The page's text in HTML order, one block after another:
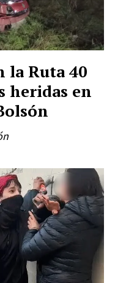
la Ruta 40
heridas en